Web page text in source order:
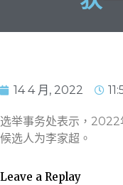
14 4 月, 2022
选举事务处表示，2022
候选人为李家超。
Leave a Replay